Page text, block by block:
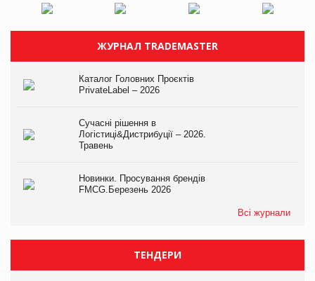
ЖУРНАЛ TRADEMASTER
Каталог Головних Проєктів
PrivateLabel – 2026
Сучасні рішення в
Логістиці&Дистрибуції – 2026.
Травень
Новинки. Просування брендів
FMCG.Березень 2026
Всі журнали
ТЕНДЕРИ